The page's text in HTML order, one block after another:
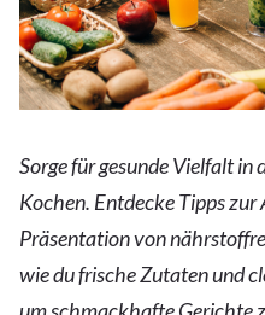
Sorge für gesunde Vielfalt in
Kochen. Entdecke Tipps
Präsentation von
wie du frische Zutaten und